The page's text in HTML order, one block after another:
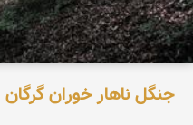
جنگل ناهار خوران گرگان